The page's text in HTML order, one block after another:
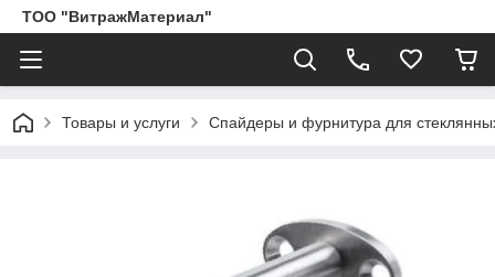
ТОО "ВитражМатериал"
Товары и услуги Спайдеры и фурнитура для